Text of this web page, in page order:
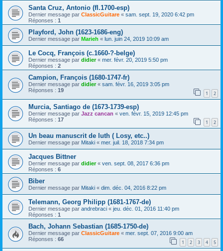
Santa Cruz, Antonio (fl.1700-esp)
Dernier message par ClassicGuitare « sam. sept. 19, 2020 6:42 pm
Réponses : 1
Playford, John (1623-1686-eng)
Dernier message par Marieh « lun. juin 24, 2019 10:09 am
Le Cocq, François (c.1660-?-belge)
Dernier message par didier« mer. févr. 20, 2019 5:50 pm
Réponses : 2
Campion, François (1680-1747-fr)
Dernier message par didier« sam. févr. 16, 2019 3:05 pm
Réponses : 19 1 2
Murcia, Santiago de (1673-1739-esp)
Dernier message par Jazz cancan « ven. févr. 15, 2019 12:45 pm
Réponses : 17 1 2
Un beau manuscrit de luth ( Losy, etc..)
Dernier message par Mitaki « mer. juil. 18, 2018 7:34 pm
Jacques Bittner
Dernier message par didier« ven. sept. 08, 2017 6:36 pm
Réponses : 6
Biber
Dernier message par Mitaki « dim. déc. 04, 2016 8:22 pm
Telemann, Georg Philipp (1681-1767-de)
Dernier message par andrebraci « jeu. déc. 01, 2016 11:40 pm
Réponses : 1
Bach, Johann Sebastian (1685-1750-de)
Dernier message par ClassicGuitare « mer. sept. 07, 2016 9:00 am
Réponses : 66 1 2 3 4 5